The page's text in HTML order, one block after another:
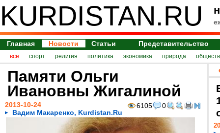
KURDISTAN.RU
Главная Новости Статьи Представительство
все спорт религия политика экономика природа
Памяти Ольги
Ивановны Жигалиной
6105 0
2013-10-24
Вадим Макаренко, Kurdistan.Ru